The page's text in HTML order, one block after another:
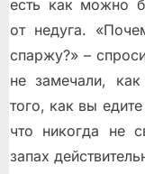
есть как можно
от недуга.
спаржу?» –
не замечали,
того, как вы
что никогда не
запах